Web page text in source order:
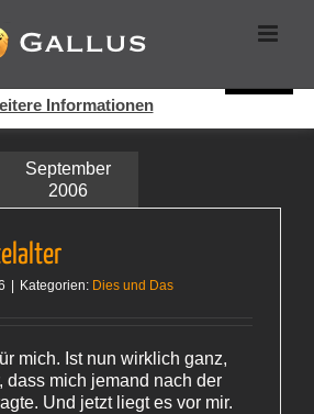
September
2006
Kategorien: Dies und Das
mich. Ist nun wirklich ganz,
dass mich jemand nach der
Und jetzt liegt es vor mir.
dieser Seite bei der Bereitstellung der
dieser Webseite erklären Sie sich
Informationen